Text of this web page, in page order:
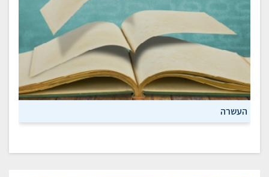
העשרה